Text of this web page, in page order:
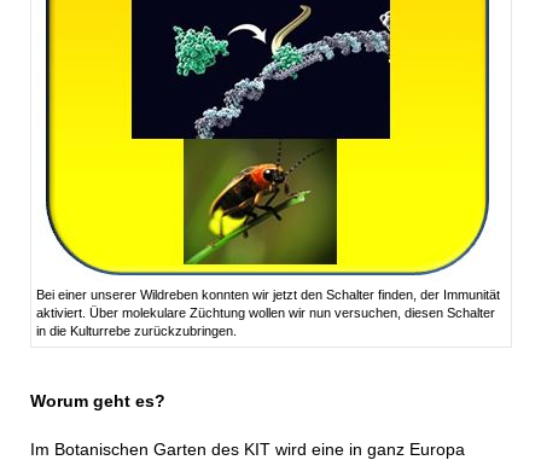
Bei einer unserer Wildreben konnten wir jetzt den Schalter finden, der Immunität
aktiviert. Über molekulare Züchtung wollen wir nun versuchen, diesen Schalter
in die Kulturrebe zurückzubringen.
Worum geht es?
Im Botanischen Garten des KIT wird eine in ganz Europa